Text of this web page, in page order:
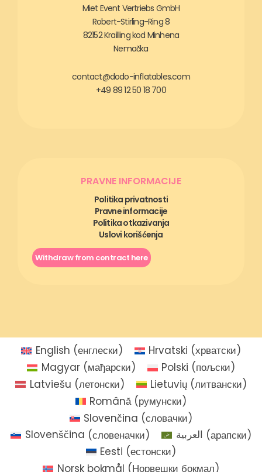
Miet Event Vertriebs GmbH
Robert-Stirling-Ring 8
82152 Krailling kod Minhena
Nemačka
contact@dodo-inflatables.com
+49 89 12 50 18 700
PRAVNE INFORMACIJE
Politika privatnosti
Pravne informacije
Politika otkazivanja
Uslovi korišćenja
Withdraw from contract here
English (енглески) Hrvatski (хрватски)
Magyar(мађарски) Polski (пољски)
Latviešu (летонски) Lietuvių (литвански)
Română(румунски)
Slovenčina (словачки)
Slovenščina (словеначки) العربية (арапски)
Eesti (естонски)
Norsk bokmål (Норвешки бокмал)